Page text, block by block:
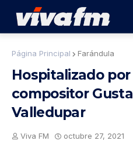
Página Principal Farándula
Hospitalizado por
compositor
Valledupar
Viva FM octubre 27, 2021